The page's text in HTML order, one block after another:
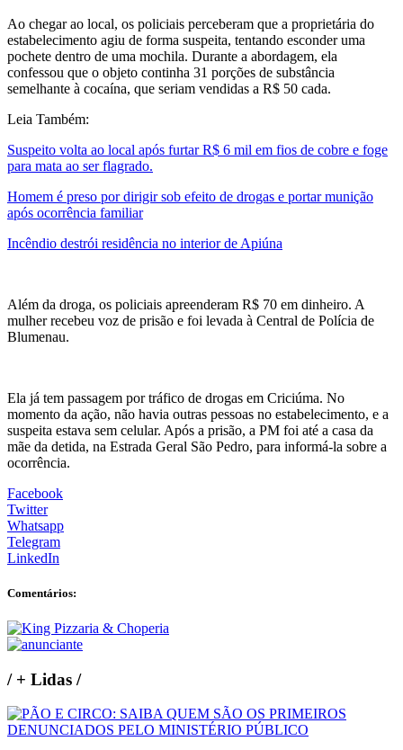
Ao chegar ao local, os policiais perceberam que a proprietária do
estabelecimento agiu de forma suspeita, tentando esconder uma
pochete dentro de uma mochila. Durante a abordagem, ela
confessou que o objeto continha 31 porções de substância
semelhante à cocaína, que seriam vendidas a R$ 50 cada.
Leia Também:
Suspeito volta ao local após furtar R$ 6 mil em fios de cobre e foge
para mata ao ser flagrado.
Homem é preso por dirigir sob efeito de drogas e portar munição
após ocorrência familiar
Incêndio destrói residência no interior de Apiúna
Além da droga, os policiais apreenderam R$ 70 em dinheiro. A
mulher recebeu voz de prisão e foi levada à Central de Polícia de
Blumenau.
Ela já tem passagem por tráfico de drogas em Criciúma. No
momento da ação, não havia outras pessoas no estabelecimento, e a
suspeita estava sem celular. Após a prisão, a PM foi até a casa da
mãe da detida, na Estrada Geral São Pedro, para informá-la sobre a
ocorrência.
Facebook
Twitter
Whatsapp
Telegram
LinkedIn
Comentários:
/+ Lidas /